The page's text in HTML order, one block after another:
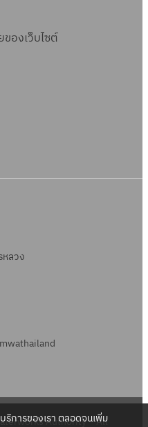
องเว็บไซต์
ลวง
Authority – All
ริการของเรา ตลอดจนเพิ่ม